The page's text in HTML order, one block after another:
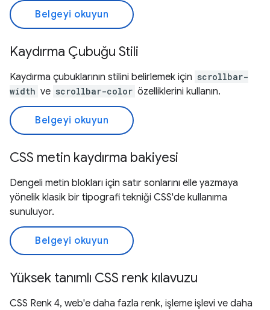
Belgeyi okuyun
Kaydırma Çubuğu Stili
Kaydırma çubuklarının stilini belirlemek için scrollbar-
width ve scrollbar-color özelliklerini kullanın.
Belgeyi okuyun
CSS metin kaydırma bakiyesi
Dengeli metin blokları için satır sonlarını elle yazmaya
yönelik klasik bir tipografi tekniği CSS'de kullanıma
sunuluyor.
Belgeyi okuyun
Yüksek tanımlı CSS renk kılavuzu
CSS Renk 4, web'e daha fazla renk, işleme işlevi ve daha